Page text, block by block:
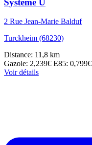
Système U
2 Rue Jean-Marie Balduf
Turckheim (68230)
Distance: 11,8 km
Gazole: 2,239€ E85: 0,799€
Voir détails